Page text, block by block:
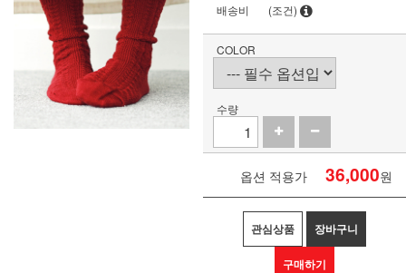
배송비 (조건)
COLOR
수량
옵션 적용가 36,000원
관심상품 장바구니
구매하기